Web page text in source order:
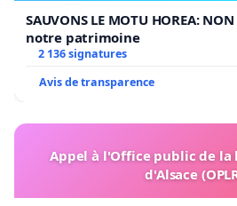
SAUVONS LE MOTU HOREA:
notre patrimoine
2 136 signatures
Avis de transparence
Appel à l'Office public de
d'Alsace